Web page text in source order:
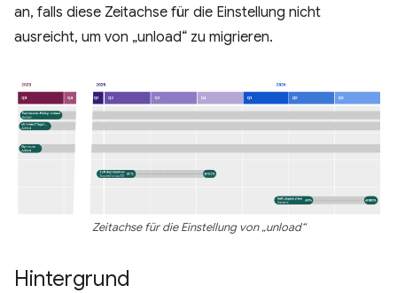
an, falls diese Zeitachse für die Einstellung nicht
ausreicht, um von „unload“ zu migrieren.
Zeitachse für die Einstellung von „unload“
Hintergrund